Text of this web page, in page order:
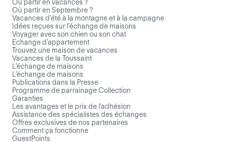
Où partir en vacances ?
Où partir en Septembre ?
Vacances d'été à la montagne et à la campagne
Idées reçues sur l'échange de maisons
Voyager avec son chien ou son chat
Echange d'appartement
Trouvez une maison de vacances
Vacances de la Toussaint
L’échange de maisons
L’échange de maisons
Publications dans la Presse
Programme de parrainage Collection
Garanties
Les avantages et le prix de l'adhésion
Assistance des spécialistes des échanges
Offres exclusives de nos partenaires
Comment ça fonctionne
GuestPoints